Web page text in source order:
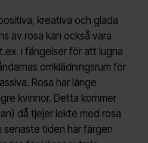
kreativa och glada
av rosa kan också vara
i fängelser för att lugna
omklädningsrum för
Rosa har länge
kvinnor. Detta kommer
då tjejer lekte med rosa
senaste tiden har färgen